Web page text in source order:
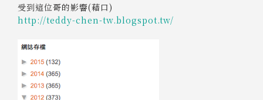
受到這位哥的影響(藉口)
http://teddy-chen-tw.blogspot.tw/